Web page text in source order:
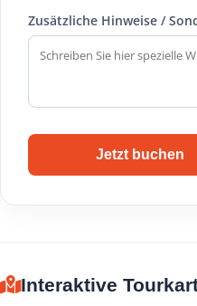
Zusätzliche Hinweise /
Jetzt buchen
Interaktive